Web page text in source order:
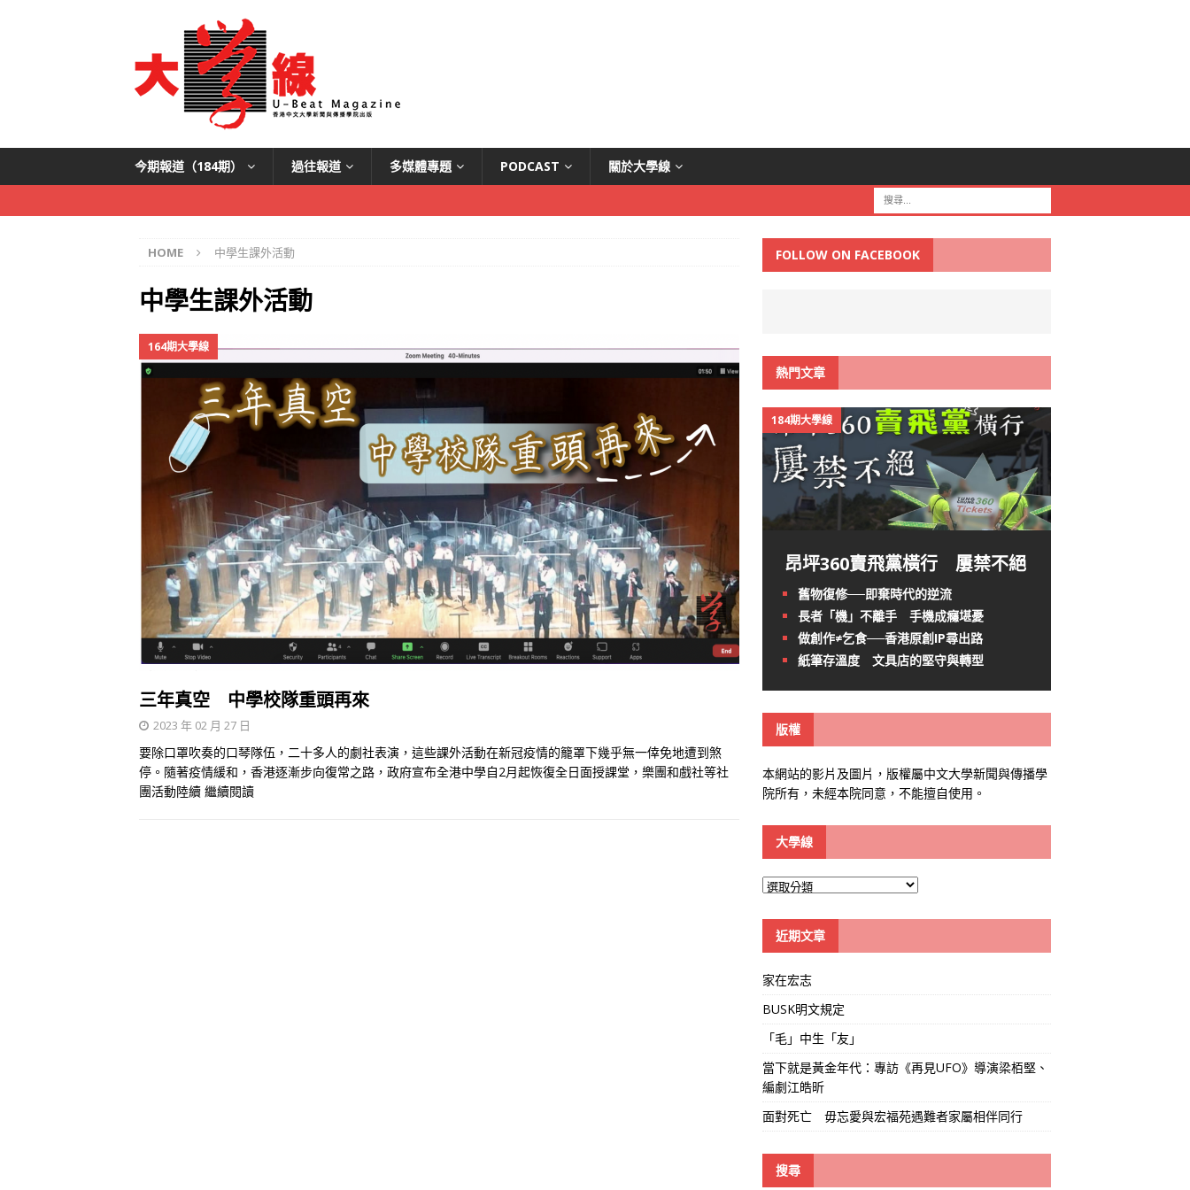
今期報道（184期） 過往報道 多媒體專題 PODCAST 關於大學線
HOME 中學生課外活動
中學生課外活動
164期大學線
三年真空 中學校隊重頭再來
2023 年 02 月 27 日
要除口罩吹奏的口琴隊伍，二十多人的劇社表演，這些課外活動在新冠疫情的籠罩下幾乎無一倖免地遭到煞
停。隨著疫情緩和，香港逐漸步向復常之路，政府宣布全港中學自2月起恢復全日面授課堂，樂團和戲社等社
團活動陸續 繼續閱讀
FOLLOW ON FACEBOOK
熱門文章
184期大學線
昂坪360賣飛黨橫行 屢禁不絕
舊物復修──即棄時代的逆流
長者「機」不離手 手機成癮堪憂
做創作≠乞食──香港原創IP尋出路
紙筆存溫度 文具店的堅守與轉型
版權
本網站的影片及圖片，版權屬中文大學新聞與傳播學
院所有，未經本院同意，不能擅自使用。
大學線
大
線
近期文章
家在宏志
BUSK明文規定
「毛」中生「友」
當下就是黃金年代：專訪《再見UFO》導演梁栢堅、
編劇江皓昕
面對死亡 毋忘愛與宏福苑遇難者家屬相伴同行
搜尋